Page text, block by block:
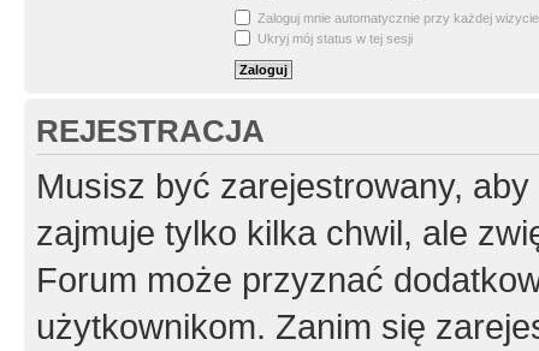
Zaloguj mnie automatycznie przy każdej wizycie
Ukryj mój status w tej sesji
REJESTRACJA
Musisz być zarejestrowany,
zajmuje tylko kilka chwil, ale
Forum może przyznać
użytkownikom. Zanim się